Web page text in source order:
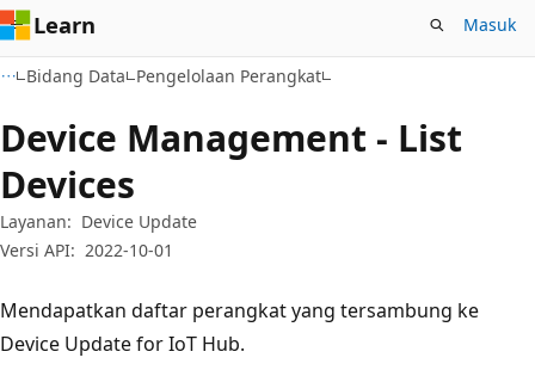
Learn Masuk
Bidang Data Pengelolaan Perangkat
Device Management - List
Devices
Layanan: Device Update
Versi API: 2022-10-01
Mendapatkan daftar perangkat yang tersambung ke
Device Update for IoT Hub.